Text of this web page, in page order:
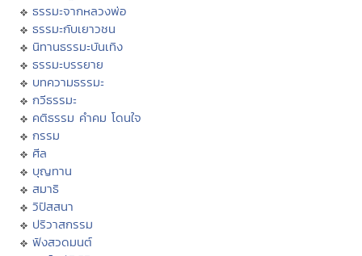
ธรรมะจากหลวงพ่อ
ธรรมะกับเยาวชน
นิทานธรรมะบันเทิง
ธรรมะบรรยาย
บทความธรรมะ
กวีธรรมะ
คติธรรม คำคม โดนใจ
กรรม
ศีล
บุญทาน
สมาธิ
วิปัสสนา
ปริวาสกรรม
ฟังสวดมนต์